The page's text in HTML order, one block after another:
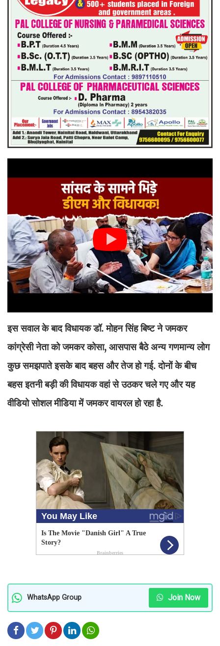
इस सवाल के बाद विधायक डॉ. मोहन सिंह बिष्ट ने जमकर
कांग्रेसी नेता को जमकर कोसा, आसपास बैठे अन्य गणमान्य लोग
कुछ समझपाते इसके बाद बहस और तेज हो गई. दोनों के बीच
बहस इतनी बड़ी की विधायक वहां से उठकर चले गए और यह
वीडियो सोशल मीडिया में जमकर वायरल हो रहा है.
WhatsApp Group Join Now